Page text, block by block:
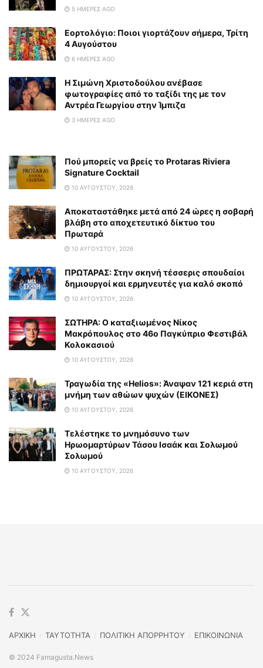
5 ΗΜΈΡΕΣ AGO
Εορτολόγιο: Ποιοι γιορτάζουν σήμερα, Τρίτη
4 Αυγούστου
6 ΗΜΈΡΕΣ AGO
Η Σιμώνη Χριστοδούλου ανέβασε
φωτογραφίες από το ταξίδι της με τον
Αντρέα Γεωργίου στην Ίμπιζα
3 ΗΜΈΡΕΣ AGO
Πού μπορείς να βρείς το Protaras Riviera
Signature Cocktail
10 ΑΥΓΟΎΣΤΟΥ, 2026
Αποκαταστάθηκε μετά από 24 ώρες η σοβαρή
βλάβη στο αποχετευτικό δίκτυο του
Πρωταρά
10 ΑΥΓΟΎΣΤΟΥ, 2026
ΠΡΩΤΑΡΑΣ: Στην σκηνή τέσσερις σπουδαίοι
δημιουργοί και ερμηνευτές για καλό σκοπό
10 ΑΥΓΟΎΣΤΟΥ, 2026
ΣΩΤΗΡΑ: Ο καταξιωμένος Νίκος
Μακρόπουλος στο 46ο Παγκύπριο Φεστιβάλ
Κολοκασιού
10 ΑΥΓΟΎΣΤΟΥ, 2026
Τραγωδία της «Helios»: Άναψαν 121 κεριά στη
μνήμη των αθώων ψυχών (ΕΙΚΟΝΕΣ)
10 ΑΥΓΟΎΣΤΟΥ, 2026
Τελέστηκε το μνημόσυνο των
Ηρωομαρτύρων Τάσου Ισαάκ και Σολωμού
Σολωμού
10 ΑΥΓΟΎΣΤΟΥ, 2026
ΑΡΧΙΚΗ TAYTOTHTA ΠΟΛΙΤΙΚΗ ΑΠΟΡΡΗΤΟΥ ΕΠΙΚΟΙΝΩΝΙΑ
© 2024 Famagusta.News